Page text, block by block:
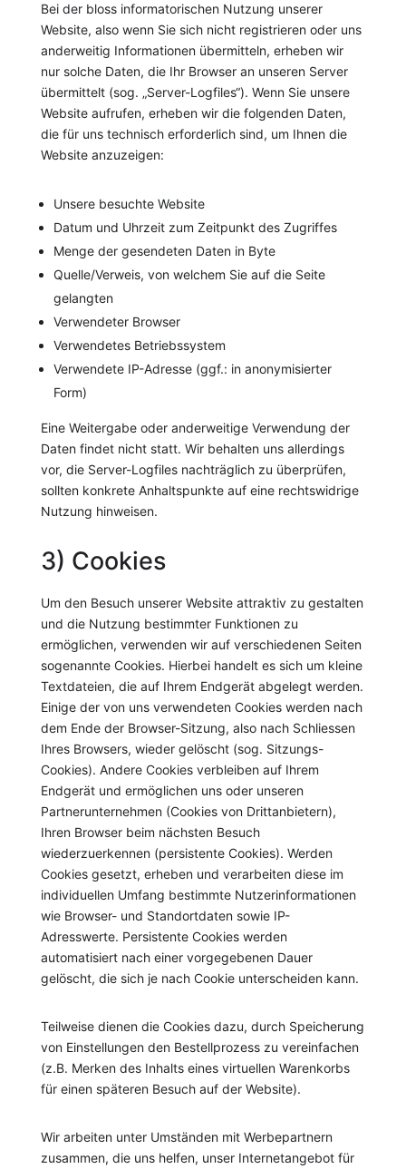
Bei der bloss informatorischen Nutzung unserer
Website, also wenn Sie sich nicht registrieren oder uns
anderweitig Informationen übermitteln, erheben wir
nur solche Daten, die Ihr Browser an unseren Server
übermittelt (sog. „Server-Logfiles“). Wenn Sie unsere
Website aufrufen, erheben wir die folgenden Daten,
die für uns technisch erforderlich sind, um Ihnen die
Website anzuzeigen:
Unsere besuchte Website
Datum und Uhrzeit zum Zeitpunkt des Zugriffes
Menge der gesendeten Daten in Byte
Quelle/Verweis, von welchem Sie auf die Seite
gelangten
Verwendeter Browser
Verwendetes Betriebssystem
Verwendete IP-Adresse (ggf.: in anonymisierter
Form)
Eine Weitergabe oder anderweitige Verwendung der
Daten findet nicht statt. Wir behalten uns allerdings
vor, die Server-Logfiles nachträglich zu überprüfen,
sollten konkrete Anhaltspunkte auf eine rechtswidrige
Nutzung hinweisen.
3) Cookies
Um den Besuch unserer Website attraktiv zu gestalten
und die Nutzung bestimmter Funktionen zu
ermöglichen, verwenden wir auf verschiedenen Seiten
sogenannte Cookies. Hierbei handelt es sich um kleine
Textdateien, die auf Ihrem Endgerät abgelegt werden.
Einige der von uns verwendeten Cookies werden nach
dem Ende der Browser-Sitzung, also nach Schliessen
Ihres Browsers, wieder gelöscht (sog. Sitzungs-
Cookies). Andere Cookies verbleiben auf Ihrem
Endgerät und ermöglichen uns oder unseren
Partnerunternehmen (Cookies von Drittanbietern),
Ihren Browser beim nächsten Besuch
wiederzuerkennen (persistente Cookies). Werden
Cookies gesetzt, erheben und verarbeiten diese im
individuellen Umfang bestimmte Nutzerinformationen
wie Browser- und Standortdaten sowie IP-
Adresswerte. Persistente Cookies werden
automatisiert nach einer vorgegebenen Dauer
gelöscht, die sich je nach Cookie unterscheiden kann.
Teilweise dienen die Cookies dazu, durch Speicherung
von Einstellungen den Bestellprozess zu vereinfachen
(z.B. Merken des Inhalts eines virtuellen Warenkorbs
für einen späteren Besuch auf der Website).
Wir arbeiten unter Umständen mit Werbepartnern
zusammen, die uns helfen, unser Internetangebot für